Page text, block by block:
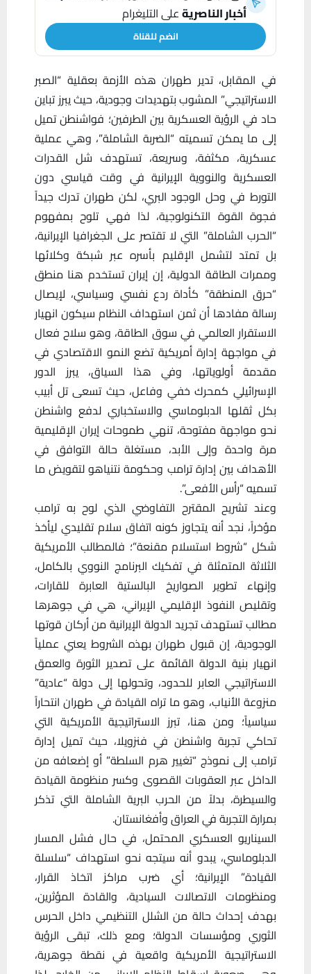
أخبار الناصريةعلى التليغرام
انضم للقناة
‏في المقابل، تدير طهران هذه الأزمة بعقلية “الصبر
الاستراتيجي” المشوب بتهديدات وجودية، حيث يبرز تباين
حاد في الرؤية العسكرية بين الطرفين؛ فواشنطن تميل
إلى ما يمكن تسميته “الضربة الشاملة”، وهي عملية
عسكرية، مكثفة، وسريعة، تستهدف شل القدرات
العسكرية والنووية الإيرانية في وقت قياسي دون
التورط في وحل الوجود البري، لكن طهران تدرك جيداً
فجوة القوة التكنولوجية، لذا فهي تلوح بمفهوم
“الحرب الشاملة” التي لا تقتصر على الجغرافيا الإيرانية،
بل تمتد لتشمل الإقليم بأسره عبر شبكة وكلائها
وممرات الطاقة الدولية، إن إيران تستخدم هنا منطق
“حرق المنطقة” كأداة ردع نفسي وسياسي، لإيصال
رسالة مفادها أن ثمن استهداف النظام سيكون انهيار
الاستقرار العالمي في سوق الطاقة، وهو سلاح فعال
في مواجهة إدارة أمريكية تضع النمو الاقتصادي في
مقدمة أولوياتها، وفي هذا السياق، يبرز الدور
الإسرائيلي كمحرك خفي وفاعل، حيث تسعى تل أبيب
بكل ثقلها الدبلوماسي والاستخباري لدفع واشنطن
نحو مواجهة مفتوحة، تنهي طموحات إيران الإقليمية
مرة واحدة وإلى الأبد، مستغلة حالة التوافق في
الأهداف بين إدارة ترامب وحكومة نتنياهو لتقويض ما
تسميه “رأس الأفعى”.
‏وعند تشريح المقترح التفاوضي الذي لوح به ترامب
مؤخراً، نجد أنه يتجاوز كونه اتفاق سلام تقليدي ليأخذ
شكل “شروط استسلام مقنعة”؛ فالمطالب الأمريكية
الثلاثة المتمثلة في تفكيك البرنامج النووي بالكامل،
وإنهاء تطوير الصواريخ البالستية العابرة للقارات،
وتقليص النفوذ الإقليمي الإيراني، هي في جوهرها
مطالب تستهدف تجريد الدولة الإيرانية من أركان قوتها
الوجودية، إن قبول طهران بهذه الشروط يعني عملياً
انهيار بنية الدولة القائمة على تصدير الثورة والعمق
الاستراتيجي العابر للحدود، وتحولها إلى دولة “عادية”
منزوعة الأنياب، وهو ما تراه القيادة في طهران انتحاراً
سياسياً؛ ومن هنا، تبرز الاستراتيجية الأمريكية التي
تحاكي تجربة واشنطن في فنزويلا، حيث تميل إدارة
ترامب إلى نموذج “تغيير هرم السلطة” أو إضعافه من
الداخل عبر العقوبات القصوى وكسر منظومة القيادة
والسيطرة، بدلاً من الحرب البرية الشاملة التي تذكر
بمرارة التجربة في العراق وأفغانستان.
‏السيناريو العسكري المحتمل، في حال فشل المسار
الدبلوماسي، يبدو أنه سيتجه نحو استهداف “سلسلة
القيادة” الإيرانية؛ أي ضرب مراكز اتخاذ القرار،
ومنظومات الاتصالات السيادية، والقادة المؤثرين،
بهدف إحداث حالة من الشلل التنظيمي داخل الحرس
الثوري ومؤسسات الدولة؛ ومع ذلك، تبقى الرؤية
الاستراتيجية الأمريكية واقعية في نقطة جوهرية،